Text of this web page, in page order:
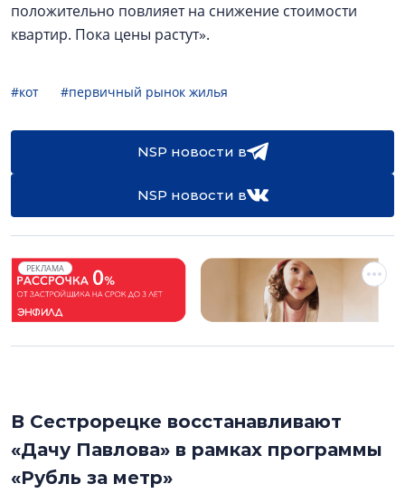
положительно повлияет на снижение стоимости
квартир. Пока цены растут».
#кот #первичный рынок жилья
NSP новости в
NSP новости в
РЕКЛАМА
В Сестрорецке восстанавливают
«Дачу Павлова» в рамках программы
«Рубль за метр»